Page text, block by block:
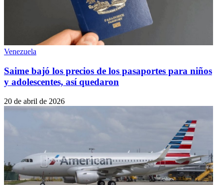
Venezuela
Saime bajó los precios de los pasaportes para niños
y adolescentes, así quedaron
20 de abril de 2026